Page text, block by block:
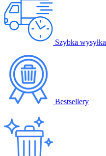
Szybka wysyłka
Bestsellery